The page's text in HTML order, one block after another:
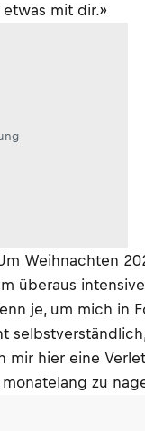
mit dir.»
Weihnachten
überaus
je, um mich in
mir hier eine
zu